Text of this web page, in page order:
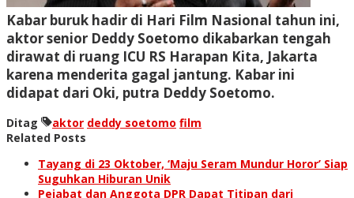
Kabar buruk hadir di Hari Film Nasional tahun ini,
aktor senior Deddy Soetomo dikabarkan tengah
dirawat di ruang ICU RS Harapan Kita, Jakarta
karena menderita gagal jantung. Kabar ini
didapat dari Oki, putra Deddy Soetomo.
Ditag aktor deddy soetomo film
Related Posts
Tayang di 23 Oktober, ‘Maju Seram Mundur Horor’ Siap
Suguhkan Hiburan Unik
Pejabat dan Anggota DPR Dapat Titipan dari